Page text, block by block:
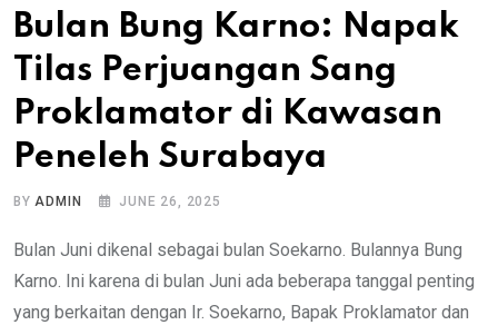
Bulan Bung Karno: Napak
Tilas Perjuangan Sang
Proklamator di Kawasan
Peneleh Surabaya
BYADMIN JUNE 26, 2025
Bulan Juni dikenal sebagai bulan Soekarno. Bulannya Bung
Karno. Ini karena di bulan Juni ada beberapa tanggal penting
yang berkaitan dengan Ir. Soekarno, Bapak Proklamator dan